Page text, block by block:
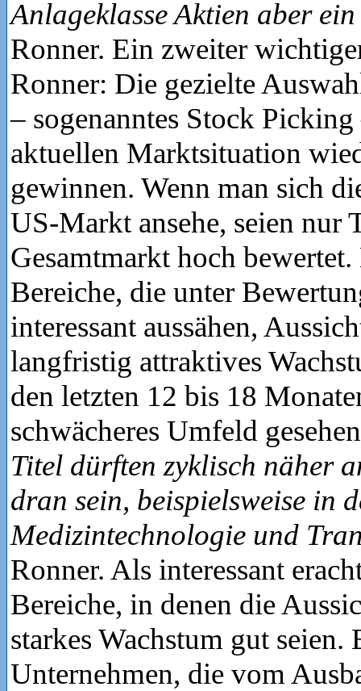
Anlageklasse Aktien aber
Ronner. Ein zweiter
Ronner: Die gezielte
– sogenanntes Stock
aktuellen Marktsituation
gewinnen. Wenn man sich
US-Markt ansehe, seien nur
Gesamtmarkt hoch bewertet.
Bereiche, die unter
interessant aussähen,
langfristig attraktives
den letzten 12 bis 18
schwächeres Umfeld
Titel dürften zyklisch näher
dran sein, beispielsweise in
Medizintechnologie und
Ronner. Als interessant
Bereiche, in denen die
starkes Wachstum gut
Unternehmen, die vom